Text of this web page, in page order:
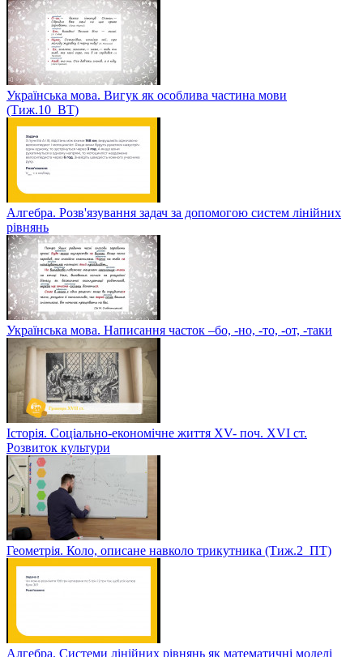
Українська мова. Вигук як особлива частина мови
(Тиж.10_ВТ)
Алгебра. Розв'язування задач за допомогою систем лінійних
рівнянь
Українська мова. Написання часток –бо, -но, -то, -от, -таки
Історія. Соціально-економічне життя XV- поч. XVI ст.
Розвиток культури
Геометрія. Коло, описане навколо трикутника (Тиж.2_ПТ)
Алгебра. Системи лінійних рівнянь як математичні моделі